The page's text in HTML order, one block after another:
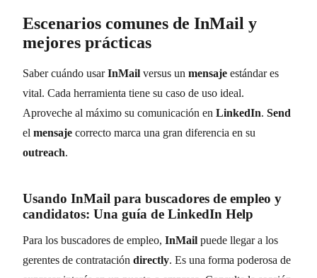
Escenarios comunes de InMail y
mejores prácticas
Saber cuándo usarInMail versus un mensaje estándar es
vital. Cada herramienta tiene su caso de uso ideal.
Aproveche al máximo su comunicación en LinkedIn. Send
el mensaje correcto marca una gran diferencia en su
outreach.
Usando InMail para buscadores de empleo y
candidatos: Una guía de LinkedIn Help
Para los buscadores de empleo, InMail puede llegar a los
gerentes de contratación directly. Es una forma poderosa de